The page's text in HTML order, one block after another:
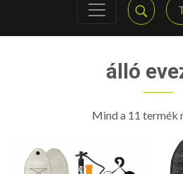
álló
Mind a 11 termék